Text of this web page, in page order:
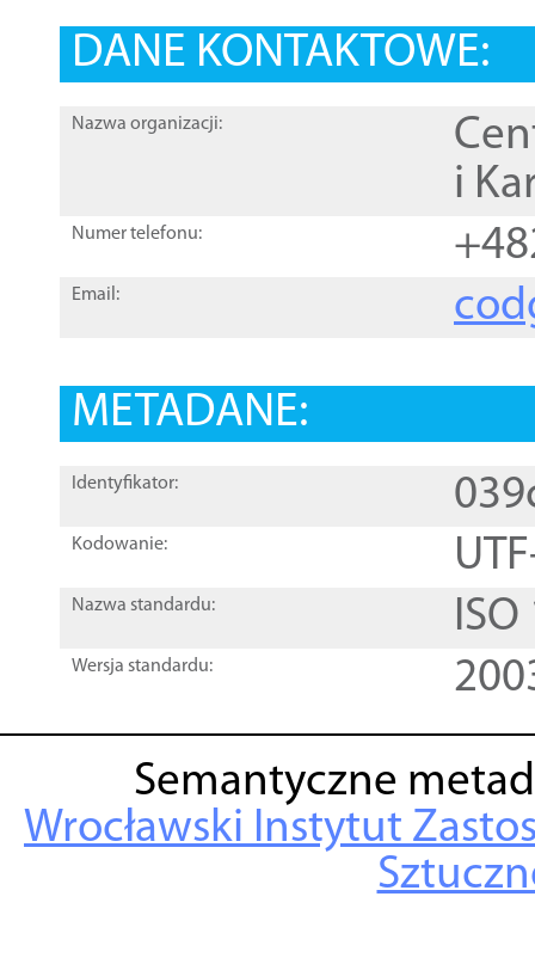
DANE KONTAKTOWE:
Nazwa organizacji:
i
Numer telefonu:
Email:
METADANE:
Identyfikator:
Kodowanie:
Nazwa standardu:
Wersja standardu:
Semantyczne
Wrocławski Instytut